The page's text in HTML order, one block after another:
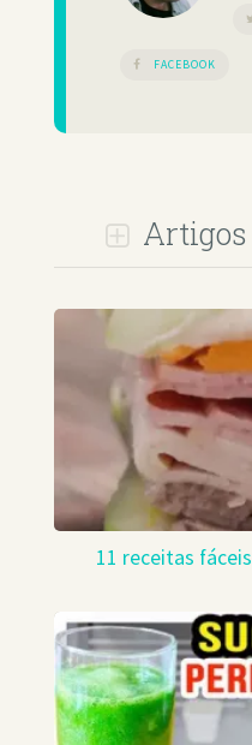
FACEBOOK
Artigos
11 receitas